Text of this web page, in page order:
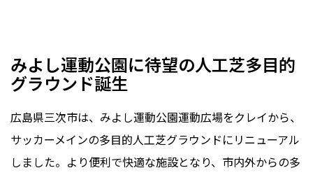
みよし運動公園に待望の人工芝多目的
グラウンド誕生
広島県三次市は、みよし運動公園運動広場をクレイから、
サッカーメインの多目的人工芝グラウンドにリニューアル
しました。より便利で快適な施設となり、市内外からの多